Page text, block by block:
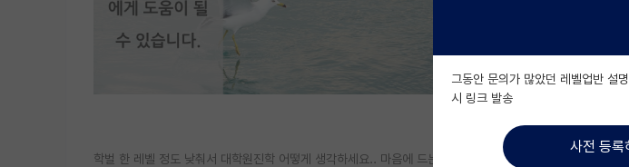
학벌 한 레벨 정도 낮춰서 대학원진학 어떻게 생각하세요.. 마음에 드는 교수님과 커리큘럼 때문에 고민중인
그동안 문의가 많았던 레벨업반 설
시 링크 발송
사전 등록